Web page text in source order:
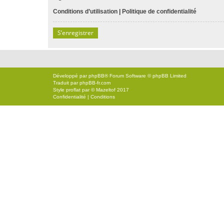
Conditions d’utilisation | Politique de confidentialité
S’enregistrer
Développé parphpBB® Forum Software © phpBB Limited
Traduit parphpBB-fr.com
Style proflat par ©Mazeltof 2017
Confidentialité | Conditions